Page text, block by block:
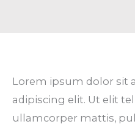
Lorem ipsum dolor sit
adipiscing elit. Ut elit
ullamcorper mattis,